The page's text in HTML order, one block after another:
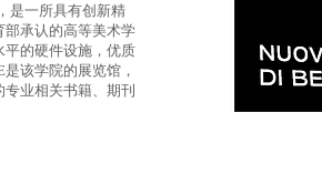
是一所具有创新精
部承认的高等美术学
平的硬件设施，优质
该学院的展览馆，
业相关书籍、期刊